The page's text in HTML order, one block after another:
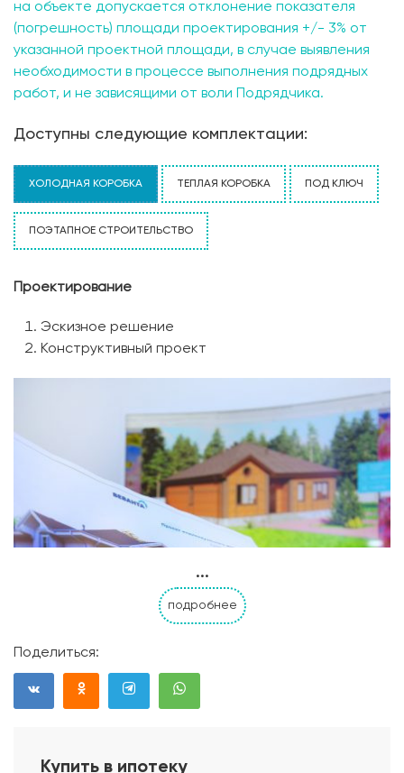
на объекте допускается отклонение показателя
(погрешность) площади проектирования +/- 3% от
указанной проектной площади, в случае выявления
необходимости в процессе выполнения подрядных
работ, и не зависящими от воли Подрядчика.
Доступны следующие комплектации:
ХОЛОДНАЯ КОРОБКА ТЕПЛАЯ КОРОБКА ПОД КЛЮЧ
ПОЭТАПНОЕ СТРОИТЕЛЬСТВО
Проектирование
Эскизное решение
Конструктивный проект
...
подробнее
Поделиться:
Купить в ипотеку